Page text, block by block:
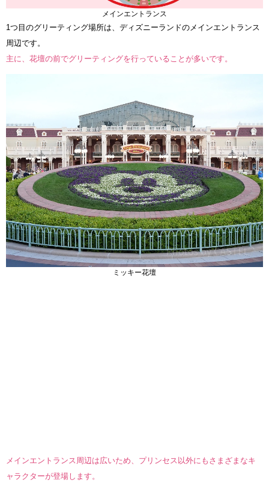
メインエントランス
1つ目のグリーティング場所は、ディズニーランドのメインエントランス
周辺です。
主に、花壇の前でグリーティングを行っていることが多いです。
ミッキー花壇
メインエントランス周辺は広いため、プリンセス以外にもさまざまなキ
ャラクターが登場します。